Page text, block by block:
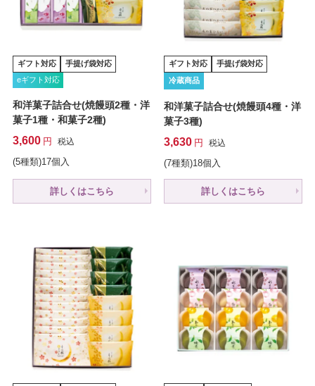
ギフト対応
手提げ袋対応
eギフト対応
和洋菓子詰合せ(焼饅頭2種・洋
菓子1種・和菓子2種)
3,600 税込
(5種類)17個入
詳しくはこちら
ギフト対応 手提げ袋対応
冷蔵商品
和洋菓子詰合せ(焼饅頭4種・洋
菓子3種)
3,630 税込
(7種類)18個入
詳しくはこちら